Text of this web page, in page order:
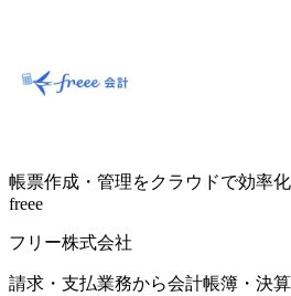
帳票作成・管理をクラウドで効率化
freee
フリー株式会社
請求・支払業務から会計帳簿・決